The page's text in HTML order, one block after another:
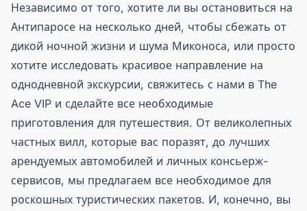
Независимо от того, хотите ли вы остановиться на
Антипаросе на несколько дней, чтобы сбежать от
дикой ночной жизни и шума Миконоса, или просто
хотите исследовать красивое направление на
однодневной экскурсии, свяжитесь с нами в The
Ace VIP и сделайте все необходимые
приготовления для путешествия. От великолепных
частных вилл, которые вас поразят, до лучших
арендуемых автомобилей и личных консьерж-
сервисов, мы предлагаем все необходимое для
роскошных туристических пакетов. И, конечно, вы